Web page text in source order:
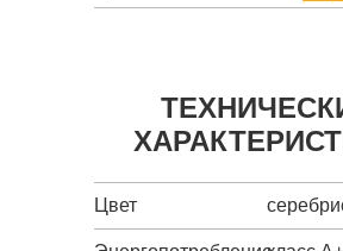
Цвет